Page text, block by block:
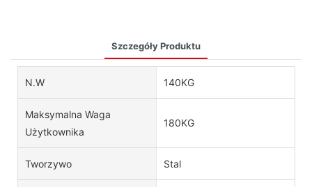
Szczegóły Produktu
N.W 140KG
Maksymalna Waga
Użytkownika
180KG
Tworzywo Stal